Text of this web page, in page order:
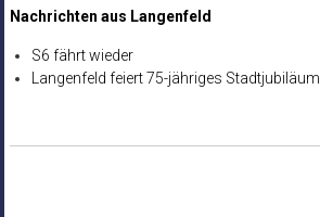
Nachrichten aus Langenfeld
S6 fährt wieder
Langenfeld feiert 75-jähriges Stadtjubiläum